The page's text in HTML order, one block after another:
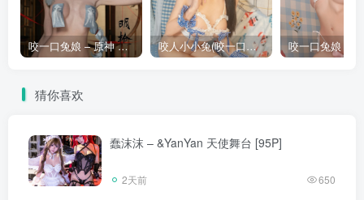
咬一口兔娘 – 原神 申鹤 [73P] 咬人小小兔(咬一口兔娘) – 3月月票特典『蓝天之恋』&小鹿乱撞 [42P]
猜你喜欢
蠢沫沫 – &YanYan 天使舞台 [95P]
2天前 650